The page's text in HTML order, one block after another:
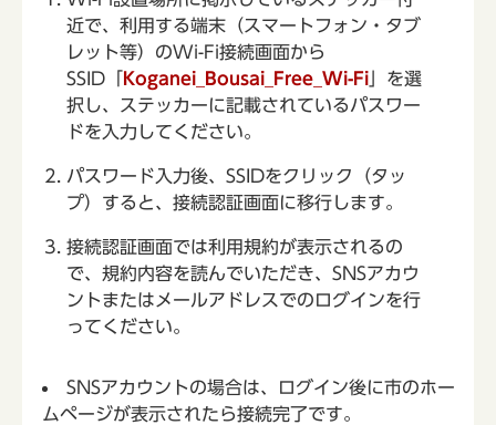
近で、利用する端末（スマートフォン・タブ
レット等）のWi-Fi接続画面から
SSID「
Koganei_Bousai_Free_Wi-Fi 」を選
択し、ステッカーに記載されているパスワー
ドを入力してください。
パスワード入力後、SSIDをクリック（タッ
プ）すると、接続認証画面に移行します。
接続認証画面では利用規約が表示されるの
で、規約内容を読んでいただき、SNSアカウ
ントまたはメールアドレスでのログインを行
ってください。
SNSアカウントの場合は、ログイン後に市のホー
ムページが表示されたら接続完了です。